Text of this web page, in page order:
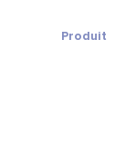
Produit